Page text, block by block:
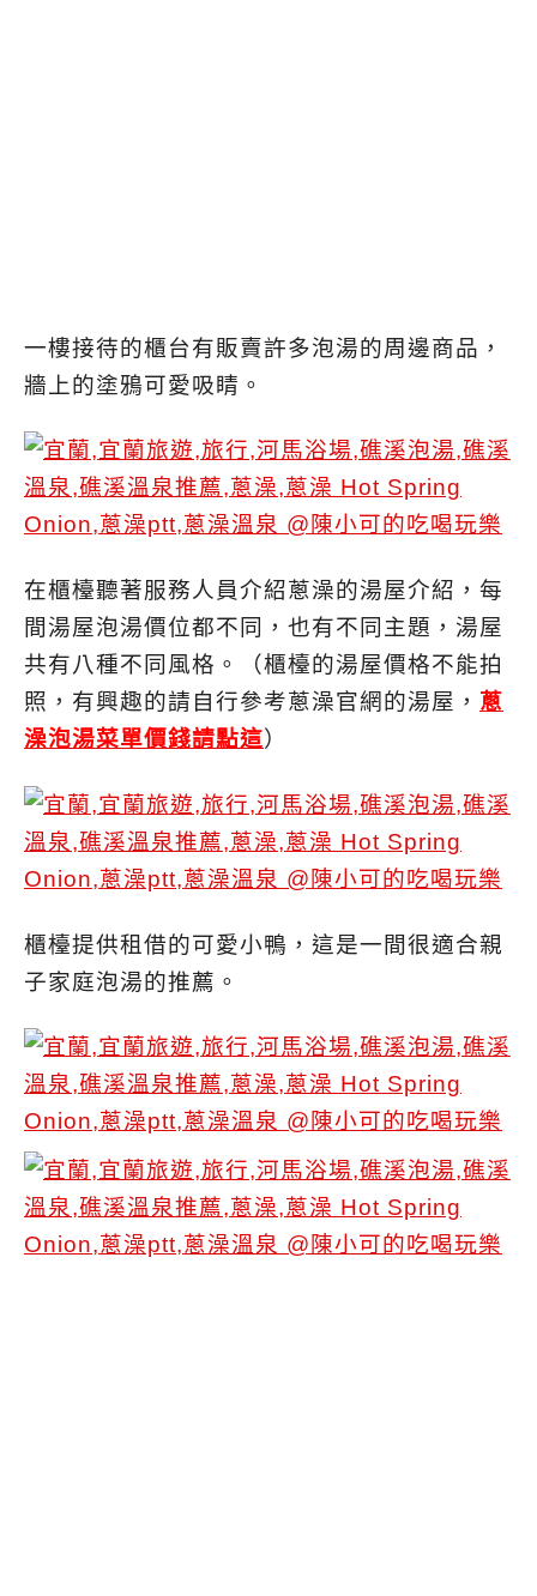
一樓接待的櫃台有販賣許多泡湯的周邊商品，
牆上的塗鴉可愛吸睛。
在櫃檯聽著服務人員介紹蔥澡的湯屋介紹，每
間湯屋泡湯價位都不同，也有不同主題，湯屋
共有八種不同風格。（櫃檯的湯屋價格不能拍
照，有興趣的請自行參考蔥澡官網的湯屋， 蔥
澡泡湯菜單價錢請點這）
櫃檯提供租借的可愛小鴨，這是一間很適合親
子家庭泡湯的推薦。